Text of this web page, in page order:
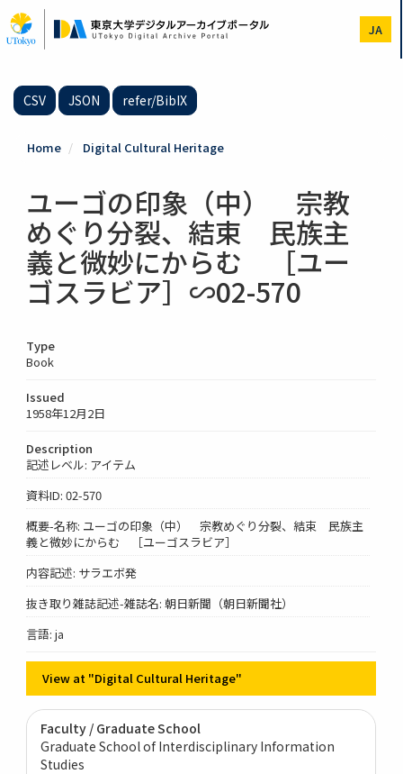
to
main
JA
CSV JSON refer/BibIX
Home Digital Cultural Heritage
ユーゴの印象（中） 宗教
めぐり分裂、結束 民族主
義と微妙にからむ ［ユー
ゴスラビア］∽02-570
Type
Book
Issued
1958年12月2日
Description
記述レベル: アイテム
資料ID: 02-570
概要-名称: ユーゴの印象（中） 宗教めぐり分裂、結束 民族主
義と微妙にからむ ［ユーゴスラビア］
内容記述: サラエボ発
抜き取り雑誌記述-雑誌名: 朝日新聞（朝日新聞社）
言語: ja
View at "Digital Cultural Heritage"
Faculty / Graduate School
Graduate School of Interdisciplinary Information
Studies